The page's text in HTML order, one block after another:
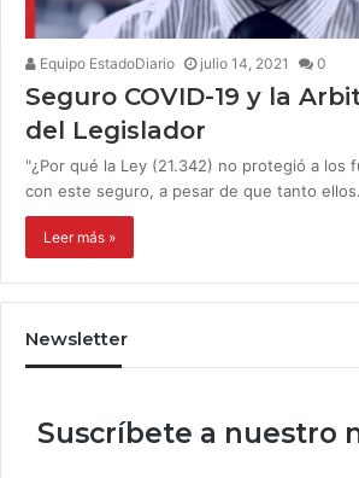
Equipo EstadoDiario julio 14, 2021 0
Seguro COVID-19 y la
del Legislador
"¿Por qué la Ley (21.342) no protegió a los
con este seguro, a pesar de que tanto
Leer más »
Newsletter
Suscríbete a nuestro